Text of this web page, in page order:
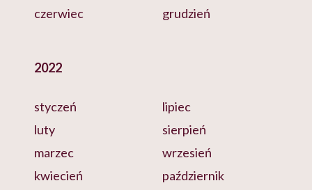
czerwiec
grudzień
2022
styczeń
luty
marzec
kwiecień
lipiec
sierpień
wrzesień
październik